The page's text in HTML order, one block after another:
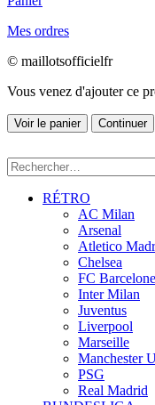
Mes ordres
© maillotsofficielfr
Vous venez d'ajouter ce
Voir le panier Continuer
RÉTRO
AC Milan
Arsenal
Atletico
Chelsea
FC Barcelone
Inter Milan
Juventus
Liverpool
Marseille
Manchester
PSG
Real Madrid